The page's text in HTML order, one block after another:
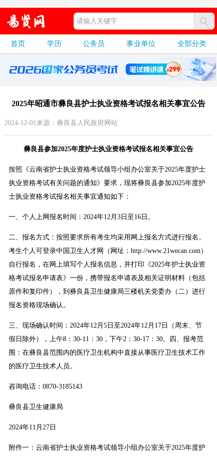
首页 学历 公务员 事业单位 全部分类
2025年昭通市彝良县护士执业资格考试报名相关事宜公告
2024-12-01来源：彝良县人民政府网站
彝良县参加2025年度护士执业资格考试报名相关事宜公告
按照《云南省护士执业资格考试领导小组办公室关于2025年度护士
执业资格考试有关问题的通知》要求，现将彝良县参加2025年度护
士执业资格考试报名相关事宜通知如下：
一、个人上网报名时间：2024年12月3日至16日。
二、报名方式：按照要求所有考生均采用网上报名方式进行报名。
考生个人可登录中国卫生人才网（网址：http://www.21wecan.com）
自行报名，在网上填写个人报名信息，并打印《2025年护士执业资
格考试报名申请表》一份，携带报名申请表及相关证明材料（包括
原件和复印件），到彝良县卫生健康局三楼机关党委办（二）进行
报名资格现场确认。
三、现场确认时间：2024年12月5日至2024年12月17日（周末、节
假日除外），上午8：30-11：30，下午2：30-17：30。四、报考范
围：在彝良县范围内的医疗卫生机构中直接从事医疗卫生技术工作
的医疗卫生技术人员。
咨询电话：0870-3185143
彝良县卫生健康局
2024年11月27日
附件一：云南省护士执业资格考试领导小组办公室关于2025年度护